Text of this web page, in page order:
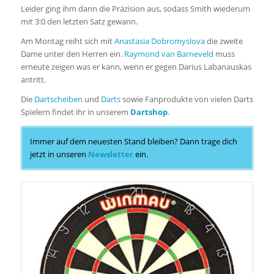
Leider ging ihm dann die Präzision aus, sodass Smith wiederum
mit 3:0 den letzten Satz gewann.
Am Montag reiht sich mitAnastasia Dobromyslovadie zweite
Dame unter den Herren ein. Raymond van Barneveld muss
erneute zeigen was er kann, wenn er gegen Darius Labanauskas
antritt.
Die Dartscheiben und Dartssowie Fanprodukte von vielen Darts
Spielern findet ihr in unserem Dartshop.
Immer auf dem neuesten Stand bleiben? Dann trage dich
jetzt in unseren Newsletterein.